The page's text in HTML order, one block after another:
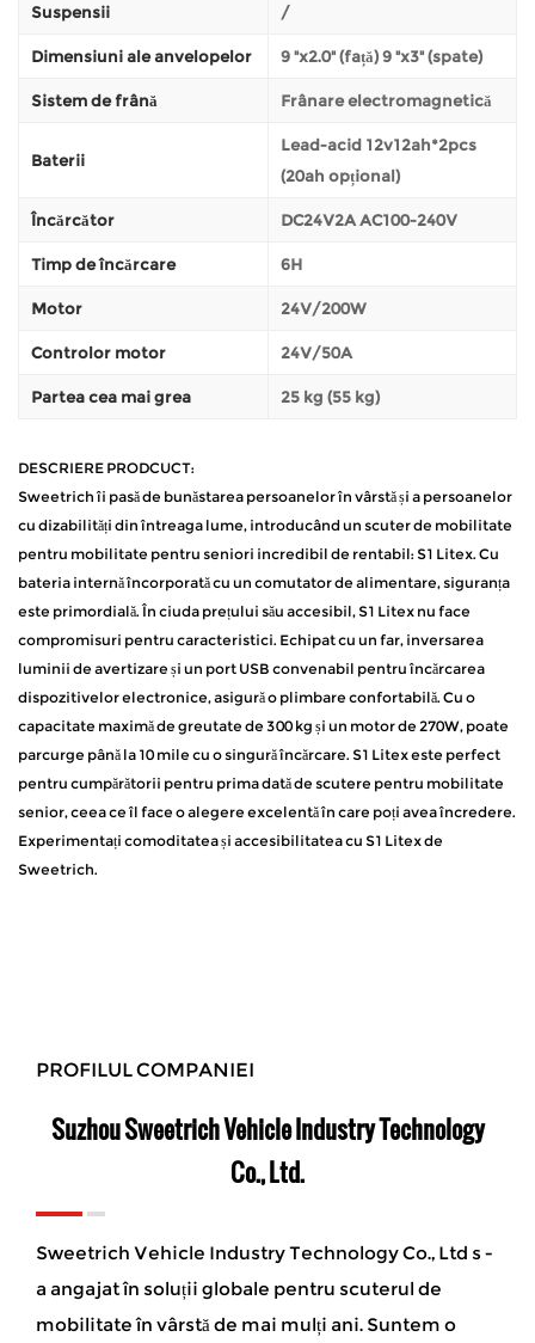
Suspensii /
Dimensiuni ale anvelopelor 9 "x2.0" (față) 9 "x3" (spate)
Sistem de frână Frânare electromagnetică
Baterii
Lead-acid 12v12ah*2pcs
(20ah opțional)
Încărcător DC24V2A AC100-240V
Timp de încărcare 6H
Motor 24V/200W
Controlor motor 24V/50A
Partea cea mai grea 25 kg (55 kg)
DESCRIERE PRODCUCT:
Sweetrich îi pasă de bunăstarea persoanelor în vârstă și a persoanelor
cu dizabilități din întreaga lume, introducând un scuter de mobilitate
pentru mobilitate pentru seniori incredibil de rentabil: S1 Litex. Cu
bateria internă încorporată cu un comutator de alimentare, siguranța
este primordială. În ciuda prețului său accesibil, S1 Litex nu face
compromisuri pentru caracteristici. Echipat cu un far, inversarea
luminii de avertizare și un port USB convenabil pentru încărcarea
dispozitivelor electronice, asigură o plimbare confortabilă. Cu o
capacitate maximă de greutate de 300 kg și un motor de 270W, poate
parcurge până la 10 mile cu o singură încărcare. S1 Litex este perfect
pentru cumpărătorii pentru prima dată de scutere pentru mobilitate
senior, ceea ce îl face o alegere excelentă în care poți avea încredere.
Experimentați comoditatea și accesibilitatea cu S1 Litex de
Sweetrich.
PROFILUL COMPANIEI
Suzhou Sweetrich Vehicle Industry Technology
Co., Ltd.
Sweetrich Vehicle Industry Technology Co., Ltd s -
a angajat în soluții globale pentru scuterul de
mobilitate în vârstă de mai mulți ani. Suntem o